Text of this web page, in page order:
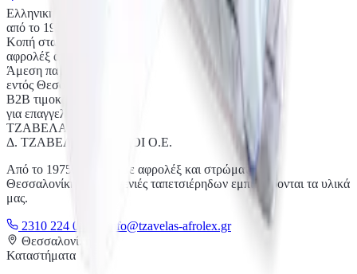
Ελληνική παραγωγή
από το 1975
Κοπή στα μέτρα σας
αφρολέξ ανά m³
Άμεση παράδοση
εντός Θεσσαλονίκης
Β2Β τιμοκατάλογος
για επαγγελματίες
ΤΖΑΒΕΛΑΣ
Δ. ΤΖΑΒΕΛΑΣ ΚΑΙ ΥΙΟΙ Ο.Ε.
Από το 1975, παράγουμε αφρολέξ και στρώματα στη
Θεσσαλονίκη. Πέντε γενιές ταπετσιέρηδων εμπιστεύονται τα υλικά
μας.
2310 224 049
info@tzavelas-afrolex.gr
Θεσσαλονίκη
Καταστήματα